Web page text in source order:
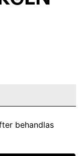
behandlas